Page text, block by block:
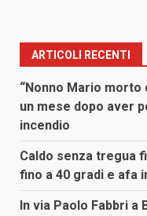
ARTICOLI RECENTI
“Nonno Mario morto
un mese dopo aver
incendio
Caldo senza tregua
fino a 40 gradi e afa
In via Paolo Fabbri a